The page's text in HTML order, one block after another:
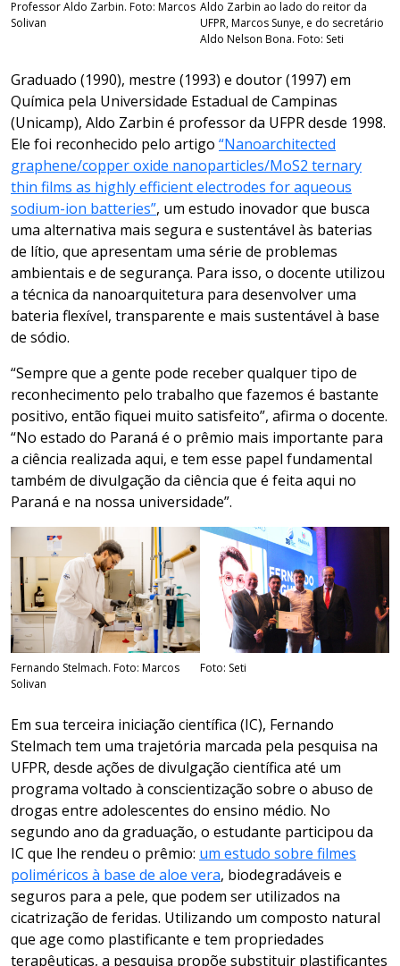
Professor Aldo Zarbin. Foto: Marcos
Solivan
Aldo Zarbin ao lado do reitor da
UFPR, Marcos Sunye, e do secretário
Aldo Nelson Bona. Foto: Seti
Graduado (1990), mestre (1993) e doutor (1997) em
Química pela Universidade Estadual de Campinas
(Unicamp), Aldo Zarbin é professor da UFPR desde 1998.
Ele foi reconhecido pelo artigo “Nanoarchitected
graphene/copper oxide nanoparticles/MoS2 ternary
thin films as highly efficient electrodes for aqueous
sodium-ion batteries”, um estudo inovador que busca
uma alternativa mais segura e sustentável às baterias
de lítio, que apresentam uma série de problemas
ambientais e de segurança. Para isso, o docente utilizou
a técnica da nanoarquitetura para desenvolver uma
bateria flexível, transparente e mais sustentável à base
de sódio.
“Sempre que a gente pode receber qualquer tipo de
reconhecimento pelo trabalho que fazemos é bastante
positivo, então fiquei muito satisfeito”, afirma o docente.
“No estado do Paraná é o prêmio mais importante para
a ciência realizada aqui, e tem esse papel fundamental
também de divulgação da ciência que é feita aqui no
Paraná e na nossa universidade”.
Fernando Stelmach. Foto: Marcos
Solivan
Foto: Seti
Em sua terceira iniciação científica (IC), Fernando
Stelmach tem uma trajetória marcada pela pesquisa na
UFPR, desde ações de divulgação científica até um
programa voltado à conscientização sobre o abuso de
drogas entre adolescentes do ensino médio. No
segundo ano da graduação, o estudante participou da
IC que lhe rendeu o prêmio: um estudo sobre filmes
poliméricos à base de aloe vera, biodegradáveis e
seguros para a pele, que podem ser utilizados na
cicatrização de feridas. Utilizando um composto natural
que age como plastificante e tem propriedades
terapêuticas, a pesquisa propõe substituir plastificantes